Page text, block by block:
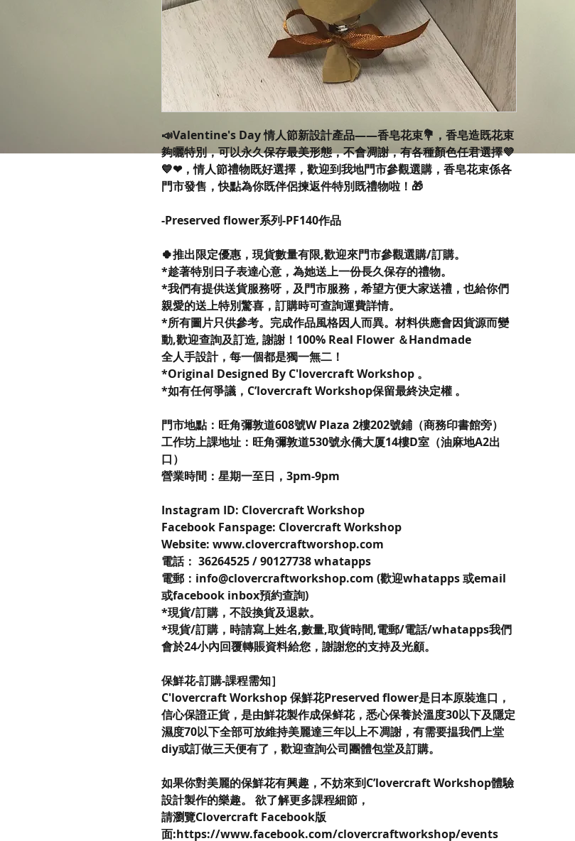
📣Valentine's Day 情人節新設計產品——香皂花束💐，香皂造既花束
夠曬特別，可以永久保存最美形態，不會凋謝，有各種顏色任君選擇💜
💙❤，情人節禮物既好選擇，歡迎到我地門市參觀選購，香皂花束係各
門市發售，快點為你既伴侶揀返件特別既禮物啦！🎁
-Preserved flower系列-PF140作品
🍀推出限定優惠，現貨數量有限,歡迎來門市參觀選購/訂購。
*趁著特別日子表達心意，為她送上一份長久保存的禮物。
*我們有提供送貨服務呀，及門市服務，希望方便大家送禮，也給你們
親愛的送上特別驚喜，訂購時可查詢運費詳情。
*所有圖片只供參考。完成作品風格因人而異。材料供應會因貨源而變
動,歡迎查詢及訂造, 謝謝！100% Real Flower ＆Handmade
全人手設計，每一個都是獨一無二！
*Original Designed By C'lovercraft Workshop 。
*如有任何爭議，C’lovercraft Workshop保留最終決定權 。
門市地點：旺角彌敦道608號W Plaza 2樓202號鋪（商務印書館旁）
工作坊上課地址：旺角彌敦道530號永僑大厦14樓D室（油麻地A2出
口）
營業時間：星期一至日，3pm-9pm
Instagram ID: Clovercraft Workshop
Facebook Fanspage: Clovercraft Workshop
Website: www.clovercraftworshop.com
電話： 36264525 / 90127738 whatapps
電郵：info@clovercraftworkshop.com (歡迎whatapps 或email
或facebook inbox預約查詢)
*現貨/訂購，不設換貨及退款。
*現貨/訂購，時請寫上姓名,數量,取貨時間,電郵/電話/whatapps我們
會於24小內回覆轉賬資料給您，謝謝您的支持及光顧。
保鮮花-訂購-課程需知］
C'lovercraft Workshop 保鮮花Preserved flower是日本原裝進口，
信心保證正貨，是由鮮花製作成保鲜花，悉心保養於溫度30以下及隱定
濕度70以下全部可放維持美麗達三年以上不凋謝，有需要揾我們上堂
diy或訂做三天便有了，歡迎查詢公司團體包堂及訂購。
如果你對美麗的保鮮花有興趣，不妨來到C’lovercraft Workshop體驗
設計製作的樂趣。 欲了解更多課程細節，
請瀏覽Clovercraft Facebook版
面:https://www.facebook.com/clovercraftworkshop/events